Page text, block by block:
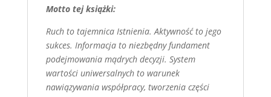
Motto tej książki:
Ruch to tajemnica Istnienia. Aktywność to jego
sukces. Informacja to niezbędny fundament
podejmowania mądrych decyzji. System
wartości uniwersalnych to warunek
nawiązywania współpracy, tworzenia części